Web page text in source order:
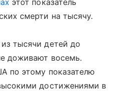
этот показатель
смерти на тысячу.
тысячи детей до
доживают восемь.
по этому показателю
достижениями в